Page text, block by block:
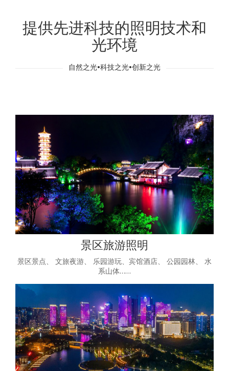
提供先进科技的照明技术和
光环境
自然之光•科技之光•创新之光
景区旅游照明
景区景点、 文旅夜游、 乐园游玩、宾馆酒店、 公园园林、 水
系山体……